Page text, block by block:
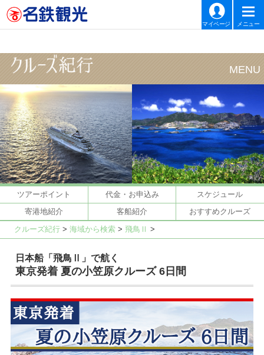
マイページ メニュー
ツアーポイント 代金・お申込み
スケジュール
寄港地紹介
客船紹介 おすすめクルーズ
クルーズ紀行> 海域から検索> 飛鳥Ⅱ >
日本船「飛鳥Ⅱ」で航く
東京発着 夏の小笠原クルーズ 6日間